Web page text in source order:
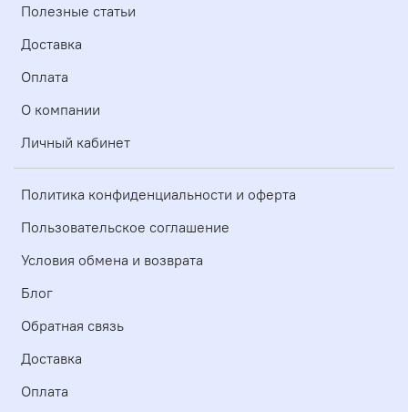
Полезные статьи
Доставка
Оплата
О компании
Личный кабинет
Политика конфиденциальности и оферта
Пользовательское соглашение
Условия обмена и возврата
Блог
Обратная связь
Доставка
Оплата